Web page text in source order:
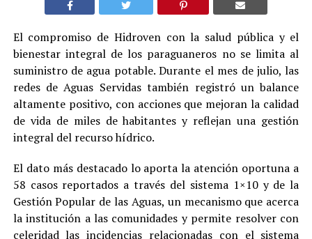
El compromiso de Hidroven con la salud pública y el
bienestar integral de los paraguaneros no se limita al
suministro de agua potable. Durante el mes de julio, las
redes de Aguas Servidas también registró un balance
altamente positivo, con acciones que mejoran la calidad
de vida de miles de habitantes y reflejan una gestión
integral del recurso hídrico.
El dato más destacado lo aporta la atención oportuna a
58 casos reportados a través del sistema 1×10 y de la
Gestión Popular de las Aguas, un mecanismo que acerca
la institución a las comunidades y permite resolver con
celeridad las incidencias relacionadas con el sistema